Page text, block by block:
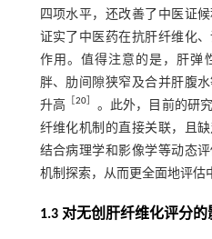
四项水平，还改善了中医证
证实了中医药在抗肝纤维化
作用。值得注意的是，肝弹
胖、肋间隙狭窄及合并肝腹
升高［20］ 。此外，目前的研
纤维化机制的直接关联，且
结合病理学和影像学等动态
机制探索，从而更全面地评估
1.3 对无创肝纤维化评分的